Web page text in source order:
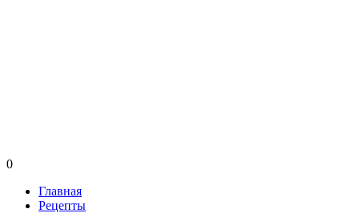
0
Главная
Рецепты